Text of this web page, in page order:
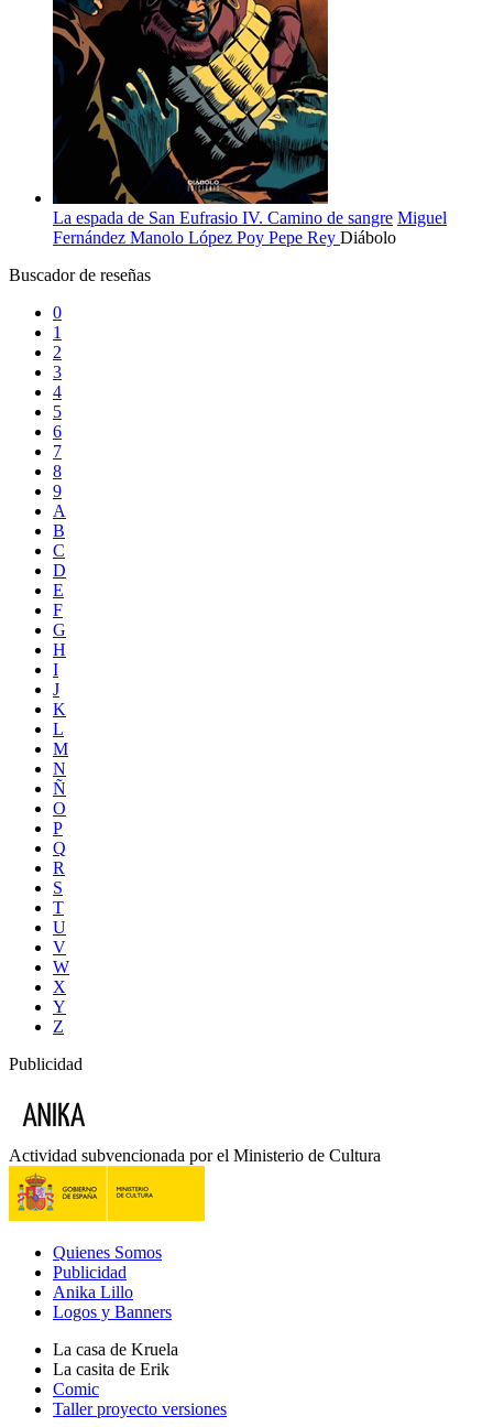
La espada de San Eufrasio IV. Camino de sangre Miguel
Fernández Manolo López Poy Pepe Rey Diábolo
Buscador de reseñas
0
1
2
3
4
5
6
7
8
9
A
B
C
D
E
F
G
H
I
J
K
L
M
N
Ñ
O
P
Q
R
S
T
U
V
W
X
Y
Z
Publicidad
Actividad subvencionada por el Ministerio de Cultura
Quienes Somos
Publicidad
Anika Lillo
Logos y Banners
La casa de Kruela
La casita de Erik
Comic
Taller proyecto versiones